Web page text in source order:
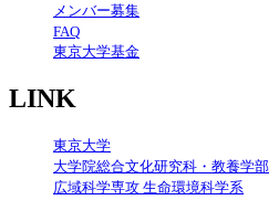
メンバー募集
FAQ
東京大学基金
LINK
東京大学
大学院総合文化研究科・教養学部
広域科学専攻 生命環境科学系